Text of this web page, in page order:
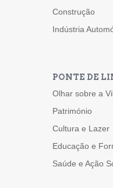
Construção
Indústria
PONTE DE
Olhar sobre a
Património
Cultura e Lazer
Educação e
Saúde e Ação